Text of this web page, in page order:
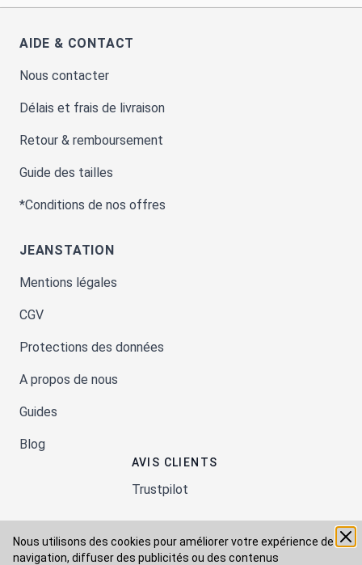
Nous utilisons des cookies pour améliorer votre expérience de
navigation, diffuser des publicités ou des contenus
AIDE & CONTACT
Nous contacter
Délais et frais de livraison
Retour & remboursement
Guide des tailles
*Conditions de nos offres
JEANSTATION
Mentions légales
CGV
Protections des données
A propos de nous
Guides
Blog
AVIS CLIENTS
Trustpilot
Moyens de paiement